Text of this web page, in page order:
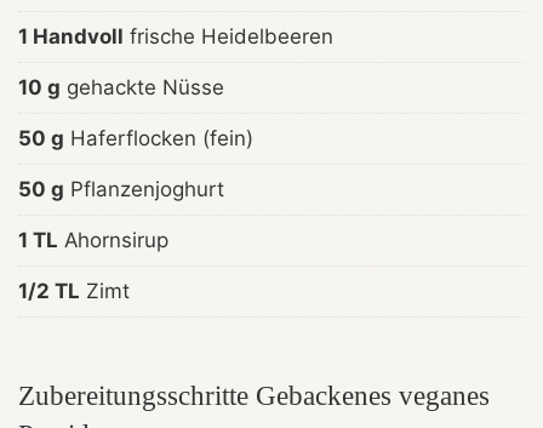
1 Handvoll frische Heidelbeeren
10 g gehackte Nüsse
50 g Haferflocken (fein)
50 g Pflanzenjoghurt
1 TL Ahornsirup
1/2 TL Zimt
Zubereitungsschritte Gebackenes veganes